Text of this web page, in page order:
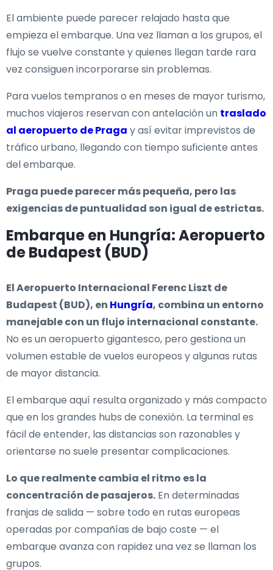
El ambiente puede parecer relajado hasta que
empieza el embarque. Una vez llaman a los grupos, el
flujo se vuelve constante y quienes llegan tarde rara
vez consiguen incorporarse sin problemas.
Para vuelos tempranos o en meses de mayor turismo,
muchos viajeros reservan con antelación un traslado
al aeropuerto de Praga y así evitar imprevistos de
tráfico urbano, llegando con tiempo suficiente antes
del embarque.
Praga puede parecer más pequeña, pero las
exigencias de puntualidad son igual de estrictas.
Embarque en Hungría: Aeropuerto
de Budapest (BUD)
El Aeropuerto Internacional Ferenc Liszt de
Budapest (BUD), en Hungría, combina un entorno
manejable con un flujo internacional constante.
No es un aeropuerto gigantesco, pero gestiona un
volumen estable de vuelos europeos y algunas rutas
de mayor distancia.
El embarque aquí resulta organizado y más compacto
que en los grandes hubs de conexión. La terminal es
fácil de entender, las distancias son razonables y
orientarse no suele presentar complicaciones.
Lo que realmente cambia el ritmo es la
concentración de pasajeros. En determinadas
franjas de salida — sobre todo en rutas europeas
operadas por compañías de bajo coste — el
embarque avanza con rapidez una vez se llaman los
grupos.